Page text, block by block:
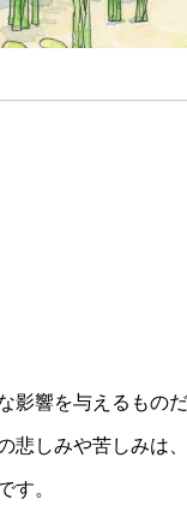
影響を与えるも
悲しみや苦しみは
す。